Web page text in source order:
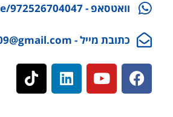
וואטסאפ - https://wa.me/972526704047
כתובת מייל - amitmatan1509@gmail.com